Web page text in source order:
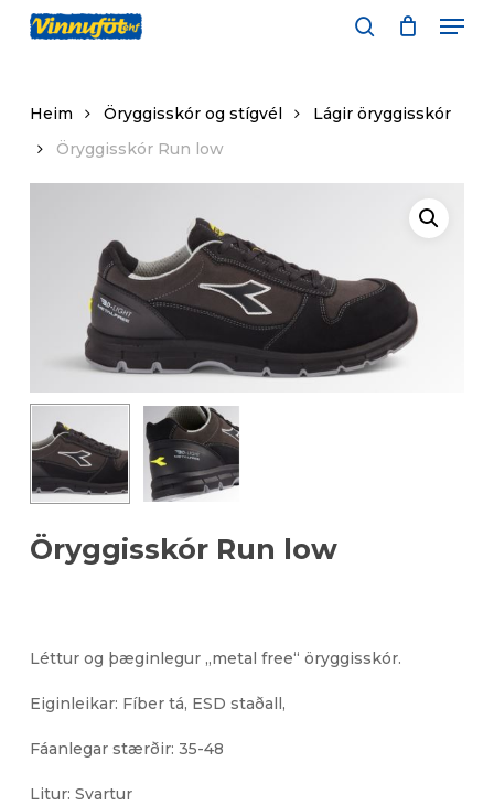
Skip
Heim Öryggisskór og stígvél
Lágir öryggisskór
Öryggisskór Run low
Öryggisskór Run low
Léttur og þæginlegur „metal free“ öryggisskór.
Eiginleikar: Fíber tá, ESD staðall,
Fáanlegar stærðir: 35-48
Litur: Svartur